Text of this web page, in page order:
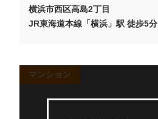
横浜市西区高島2丁目
JR東海道本線「横浜」駅 徒歩5分
マンション